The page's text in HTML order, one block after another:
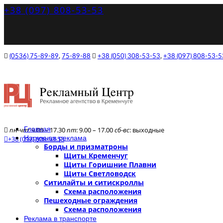
+38 (097) 808-53-53
(0536) 75-89-89, 75-89-88 +38 (050) 308-53-53, +38 (097) 808-53-
пн-чт: 9.00 – 17.30пт: 9.00 – 17.00сб-вс: выходные
+38 (097) 808-53-53
Главная
Наружная реклама
Борды и призматроны
Щиты Кременчуг
Щиты Горишние Плавни
Щиты Светловодск
Ситилайты и ситискроллы
Схема расположения
Пешеходные ограждения
Схема расположения
Реклама в транспорте